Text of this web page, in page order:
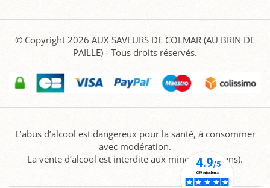
© Copyright 2026 AUX SAVEURS DE COLMAR (AU BRIN DE
PAILLE) - Tous droits réservés.
L’abus d’alcool est dangereux pour la santé, à consommer
avec modération.
La vente d’alcool est interdite aux mineurs (-18 ans).